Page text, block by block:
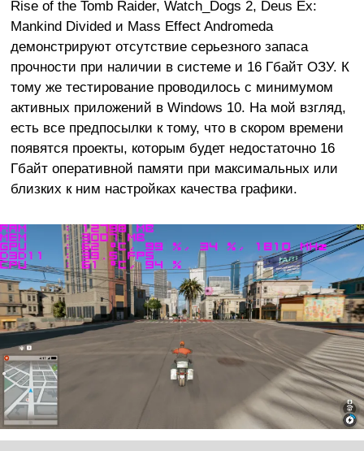
Rise of the Tomb Raider, Watch_Dogs 2, Deus Ex:
Mankind Divided и Mass Effect Andromeda
демонстрируют отсутствие серьезного запаса
прочности при наличии в системе и 16 Гбайт ОЗУ. К
тому же тестирование проводилось с минимумом
активных приложений в Windows 10. На мой взгляд,
есть все предпосылки к тому, что в скором времени
появятся проекты, которым будет недостаточно 16
Гбайт оперативной памяти при максимальных или
близких к ним настройках качества графики.